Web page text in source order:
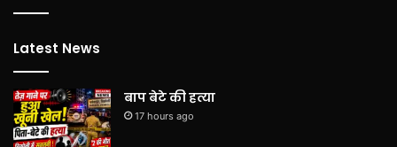
Latest News
बाप बेटे की हत्या
17 hours ago